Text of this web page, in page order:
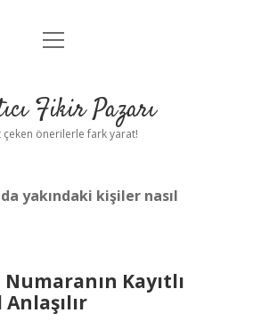
Anasayfa
Yasal Uyarı
menüyü
Fikir Pazarı
çeken önerilerle fark yarat!
yakındaki kişiler nasıl
Kayıtlı